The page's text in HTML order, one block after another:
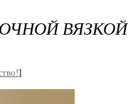
ВЯЗКОЙ
]